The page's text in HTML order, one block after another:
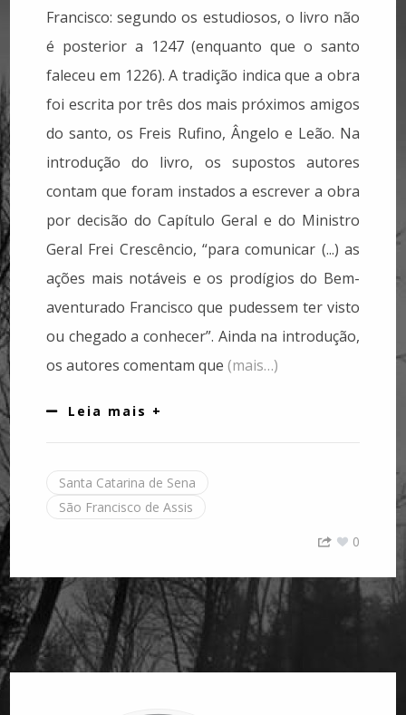
Francisco: segundo os estudiosos, o livro não
é posterior a 1247 (enquanto que o santo
faleceu em 1226). A tradição indica que a obra
foi escrita por três dos mais próximos amigos
do santo, os Freis Rufino, Ângelo e Leão. Na
introdução do livro, os supostos autores
contam que foram instados a escrever a obra
por decisão do Capítulo Geral e do Ministro
Geral Frei Crescêncio, “para comunicar (...) as
ações mais notáveis e os prodígios do Bem-
aventurado Francisco que pudessem ter visto
ou chegado a conhecer”. Ainda na introdução,
os autores comentam que(mais…)
Leia mais +
Santa Catarina de Sena
São Francisco de Assis
0